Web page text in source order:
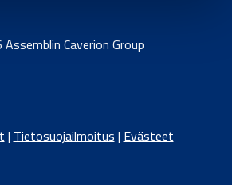
Caverion Group
|Tietosuojailmoitus|Evästeet